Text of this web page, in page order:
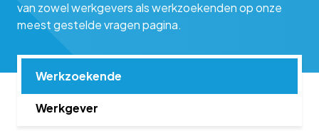
van zowel werkgevers als werkzoekenden op onze
meest gestelde vragen pagina.
Werkzoekende
Werkgever